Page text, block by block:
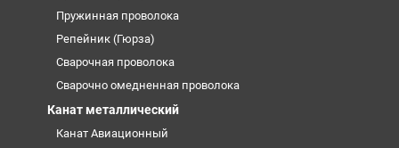
Пружинная проволока
Репейник (Гюрза)
Сварочная проволока
Сварочно омедненная проволока
Канат металлический
Канат Авиационный